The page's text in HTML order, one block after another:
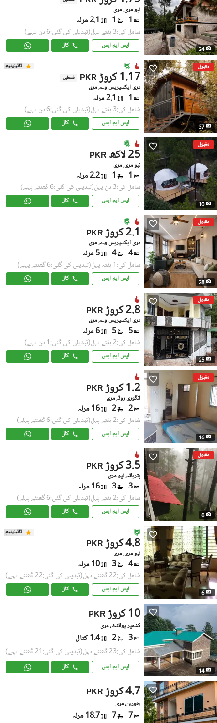
24
نیو مری, مری
1
1 2.1 مرلہ
شامل کی:3 ہفتے پہل (تبدیلی کی گئی:6 دن پہلے)
ایس ایم ایس کال
مقبول
37
ٹائیٹینیم
PKR 1.17 کروڑ قسطیں
مری ایکسپریس وے, مری
1 2.1 مرلہ
شامل کی:3 ہفتے پہل (تبدیلی کی گئی:6 دن پہلے)
ایس ایم ایس کال
مقبول
10
PKR 25 لاکھ
نیو مری, مری
1
1 2.2 مرلہ
شامل کی:3 دن پہل (تبدیلی کی گئی:6 گھنٹے پہلے)
ایس ایم ایس کال
مقبول
28
PKR 2.1 کروڑ
مری ایکسپریس وے, مری
4
4 5 مرلہ
شامل کی:1 ہفتہ پہل (تبدیلی کی گئی:6 گھنٹے پہلے)
ایس ایم ایس کال
مقبول
25
PKR 2.8 کروڑ
مری ایکسپریس وے, مری
5
5 6 مرلہ
شامل کی:2 ہفتے پہل (تبدیلی کی گئی:1 دن پہلے)
ایس ایم ایس کال
مقبول
16
PKR 1.2 کروڑ
انگوری روڈ, مری
2
2 16 مرلہ
شامل کی:2 ہفتے پہل (تبدیلی کی گئی:6 گھنٹے پہلے)
ایس ایم ایس کال
مقبول
6
PKR 3.5 کروڑ
پتریاٹہ, نیو مری
3
3 16 مرلہ
شامل کی:2 ہفتے پہل (تبدیلی کی گئی:6 گھنٹے پہلے)
ایس ایم ایس کال
6
ٹائیٹینیم
PKR 4.8 کروڑ
نیو مری, مری
4
3 10 مرلہ
شامل کی:22 گھنٹے پہل (تبدیلی کی گئی:22 گھنٹے پہلے)
ایس ایم ایس کال
14
PKR 10 کروڑ
کشمیر پوائنٹ, مری
3
2 1.4 کنال
شامل کی:23 گھنٹے پہل (تبدیلی کی گئی:21 گھنٹے پہلے)
ایس ایم ایس کال
PKR 4.7 کروڑ
بھوربن, مری
7
7 18.7 مرلہ